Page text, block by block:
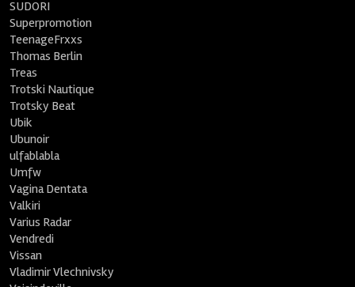
SUDORI
Superpromotion
TeenageFrxxs
Thomas Berlin
Treas
Trotski Nautique
Trotsky Beat
Ubik
Ubunoir
ulfablabla
Umfw
Vagina Dentata
Valkiri
Varius Radar
Vendredi
Vissan
Vladimir Vlechnivsky